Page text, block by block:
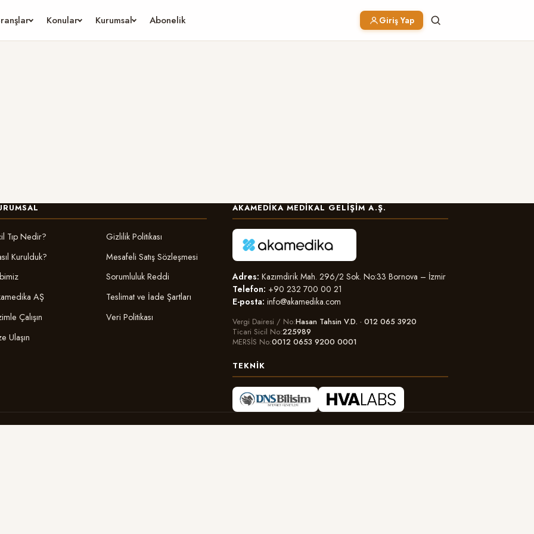
Konular Kurumsal Abonelik Giriş Yap
Tıp Nedir?
Kurulduk?
AŞ
Çalışın
Ulaşın
Gizlilik Politikası
Mesafeli Satış Sözleşmesi
Sorumluluk Reddi
Teslimat ve İade Şartları
Veri Politikası
AKAMEDIKA MEDIKAL GELIŞIM A.Ş.
Adres: Kazımdirik Mah. 296/2 Sok. No:33 Bornova – İzmir
Telefon: +90 232 700 00 21
E-posta: info@akamedika.com
Vergi Dairesi / No Hasan Tahsin V.D. · 012 065 3920
Ticari Sicil No 225989
MERSİS No 0012 0653 9200 0001
TEKNIK